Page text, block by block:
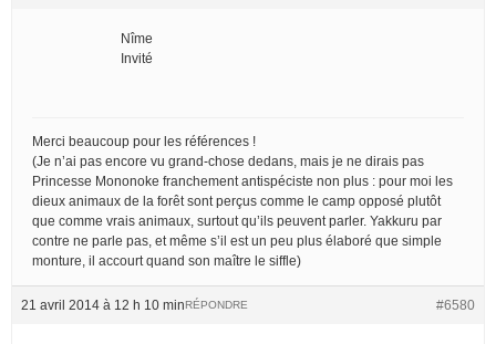
Nîme
Invité
Merci beaucoup pour les références !
(Je n’ai pas encore vu grand-chose dedans, mais je ne dirais pas
Princesse Mononoke franchement antispéciste non plus : pour moi les
dieux animaux de la forêt sont perçus comme le camp opposé plutôt
que comme vrais animaux, surtout qu’ils peuvent parler. Yakkuru par
contre ne parle pas, et même s’il est un peu plus élaboré que simple
monture, il accourt quand son maître le siffle)
21 avril 2014 à 12 h 10 min #6580
RÉPONDRE